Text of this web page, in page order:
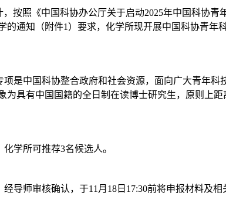
按照《中国科协办公厅关于启动2025年中国科协青
的通知（附件1 ）要求，化学所现开展中国科协青年
是中国科协整合政府和社会资源，面向广大青年
为具有中国国籍的全日制在读博士研究生，原则上距
化学所可推荐3名候选人。
经导师审核确认，于11 月 18 日 17:30前将申报材料及相